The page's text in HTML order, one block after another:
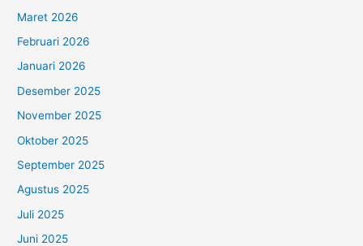
Maret 2026
Februari 2026
Januari 2026
Desember 2025
November 2025
Oktober 2025
September 2025
Agustus 2025
Juli 2025
Juni 2025